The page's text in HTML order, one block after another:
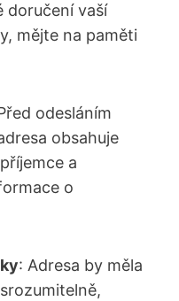
doručení vaší
mějte na paměti
odesláním
obsahuje
a
o
: Adresa by měla